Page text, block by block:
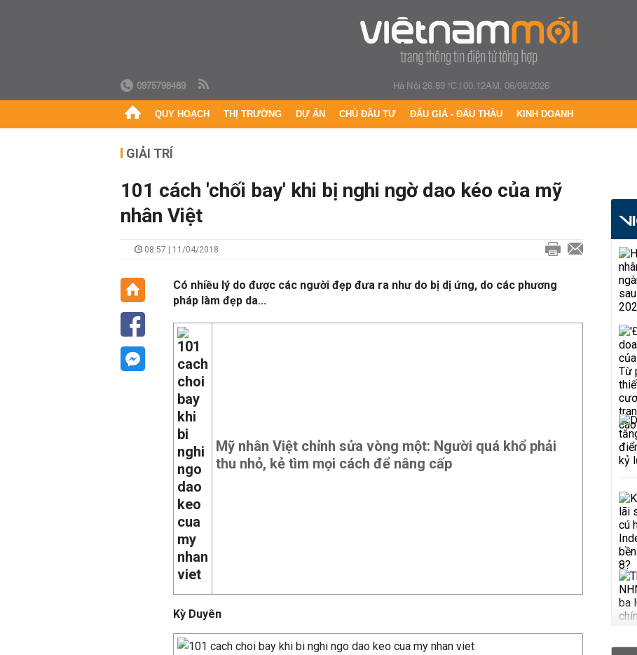
0975798489 Hà Nội 26.89 °C|00:12AM, 06/08/2026
QUY HOẠCH THỊ TRƯỜNG DỰ ÁN CHỦ ĐẦU TƯ ĐẤU GIÁ - ĐẤU THẦU KINH DOANH
GIẢI TRÍ
101 cách 'chối bay' khi bị nghi ngờ dao kéo của mỹ
nhân Việt
08:57 | 11/04/2018
Có nhiều lý do được các người đẹp đưa ra như do bị dị ứng, do các phương
pháp làm đẹp da...
Mỹ nhân Việt chỉnh sửa vòng một: Người quá khổ phải
thu nhỏ, kẻ tìm mọi cách để nâng cấp
Kỳ Duyên